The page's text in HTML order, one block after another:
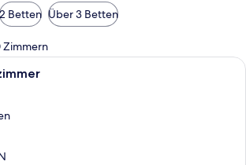
2 Betten Über 3 Betten
Zimmern
Ein Hotelzimmer mit Bett,